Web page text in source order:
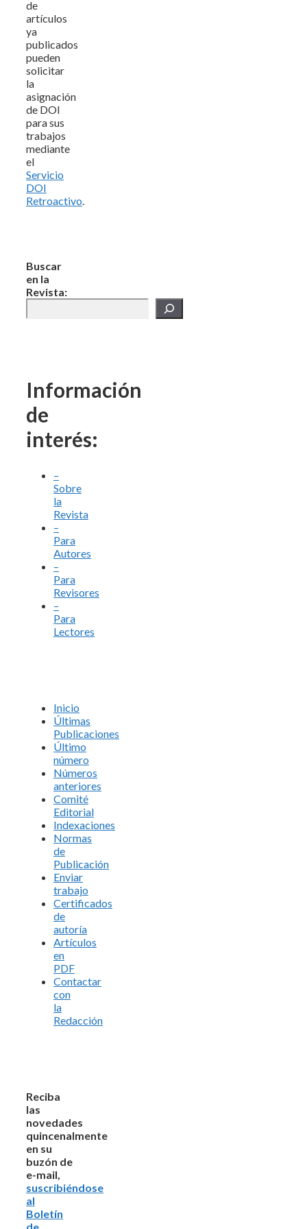
de
artículos
ya
publicados
pueden
solicitar
la
asignación
de DOI
para sus
trabajos
mediante
el
Servicio
DOI
Retroactivo.
Buscar
en la
Revista:
Información
de
interés:
–
Sobre
la
Revista
–
Para
Autores
–
Para
Revisores
–
Para
Lectores
Inicio
Últimas
Publicaciones
Último
número
Números
anteriores
Comité
Editorial
Indexaciones
Normas
de
Publicación
Enviar
trabajo
Certificados
de
autoría
Artículos
en
PDF
Contactar
con
la
Redacción
Reciba
las
novedades
quincenalmente
en su
buzón de
e-mail,
suscribiéndose
al
Boletín